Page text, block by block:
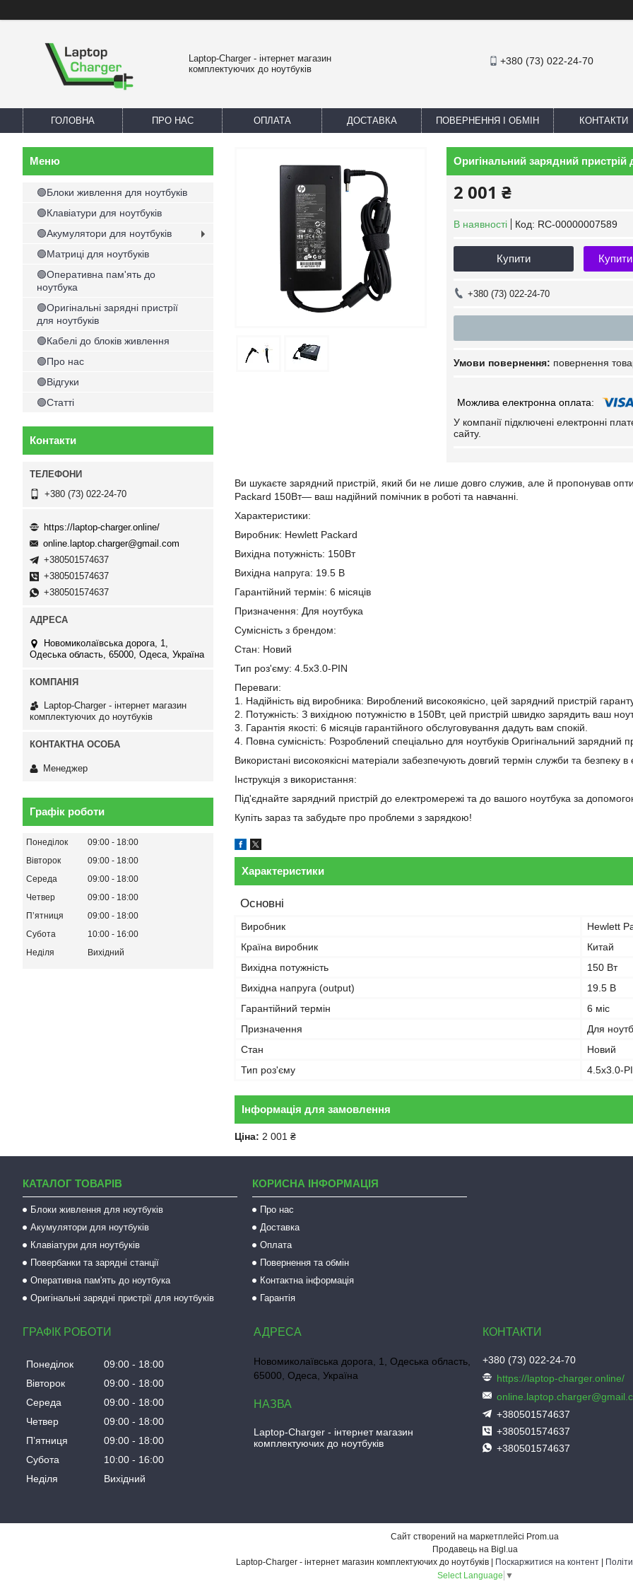
Laptop-Charger - інтернет магазин
комплектуючих до ноутбуків
+380 (73) 022-24-70
ГОЛОВНА ПРО НАС ОПЛАТА ДОСТАВКА ПОВЕРНЕННЯ І ОБМІН КОНТАКТИ
Оригінальний зарядний
2 001 ₴
В наявності Код: RC-00000007589
Купити
+380 (73) 022-24-70
повернення
У компанії підключені електронні
сайту.
Ви шукаєте зарядний пристрій, який би не лише довго служив, але й пропонував
Packard 150Вт— ваш надійний помічник в роботі та навчанні.
Характеристики:
Виробник: Hewlett Packard
Вихідна потужність: 150Вт
Вихідна напруга: 19.5 В
Гарантійний термін: 6 місяців
Призначення: Для ноутбука
Сумісність з брендом:
Стан: Новий
Тип роз'єму: 4.5х3.0-PIN
Переваги:
1. Надійність від виробника: Вироблений високоякісно, цей зарядний пристрій
2. Потужність: З вихідною потужністю в 150Вт, цей пристрій швидко зарядить ваш
3. Гарантія якості: 6 місяців гарантійного обслуговування дадуть вам спокій.
4. Повна сумісність: Розроблений спеціально для ноутбуків Оригінальний зарядний
Використані високоякісні матеріали забезпечують довгий термін служби та безпеку в
Інструкція з використання:
Під'єднайте зарядний пристрій до електромережі та до вашого ноутбука за
Купіть зараз та забудьте про проблеми з зарядкою!
Характеристики
Основні
Виробник
Hewlett
Країна виробник
Китай
Вихідна потужність
150 Вт
Вихідна напруга (output)
19.5 В
Гарантійний термін
6 міс
Призначення
Для
Стан
Новий
Тип роз'єму
4.5х3.0-
Інформація для замовлення
Ціна: 2 001 ₴
🟢Блоки живлення для ноутбуків
🟢Клавіатури для ноутбуків
🟢Акумулятори для ноутбуків
🟢Матриці для ноутбуків
🟢Оперативна пам'ять до
ноутбука
🟢Оригінальні зарядні пристрії
для ноутбуків
🟢Кабелі до блоків живлення
🟢Про нас
🟢Відгуки
🟢Статті
Контакти
+380 (73) 022-24-70
https://laptop-charger.online/
online.laptop.charger@gmail.com
+380501574637
+380501574637
+380501574637
Новомиколаївська дорога, 1,
Одеська область, 65000, Одеса, Україна
Laptop-Charger - інтернет магазин
комплектуючих до ноутбуків
Менеджер
Графік роботи
Понеділок 09:00
18:00
Вівторок
09:00
18:00
Середа
09:00
18:00
Четвер
09:00
18:00
Пʼятниця
09:00
18:00
Субота
10:00
16:00
Неділя
Вихідний
КАТАЛОГ ТОВАРІВ
Блоки живлення для ноутбуків
Акумулятори для ноутбуків
Клавіатури для ноутбуків
Повербанки та зарядні станції
Оперативна пам'ять до ноутбука
Оригінальні зарядні пристрії для ноутбуків
КОРИСНА ІНФОРМАЦІЯ
Про нас
Доставка
Оплата
Повернення та обмін
Контактна інформація
Гарантія
ГРАФІК РОБОТИ
Понеділок 09:00
18:00
Вівторок
09:00
18:00
Середа
09:00
18:00
Четвер
09:00
18:00
Пʼятниця
09:00
18:00
Субота
10:00
16:00
Неділя
Вихідний
Новомиколаївська дорога, 1, Одеська область,
65000, Одеса, Україна
Laptop-Charger - інтернет магазин
комплектуючих до ноутбуків
+380 (73) 022-24-70
https://laptop-charger.online/
+380501574637
+380501574637
+380501574637
Сайт створений на маркетплейсі Prom.ua
Продавець на Bigl.ua
Поскаржитися на контент
Select Language ▼